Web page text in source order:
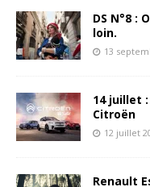
DS N°8 :
loin.
13
14 juillet
Citroën
12 juillet
Renault